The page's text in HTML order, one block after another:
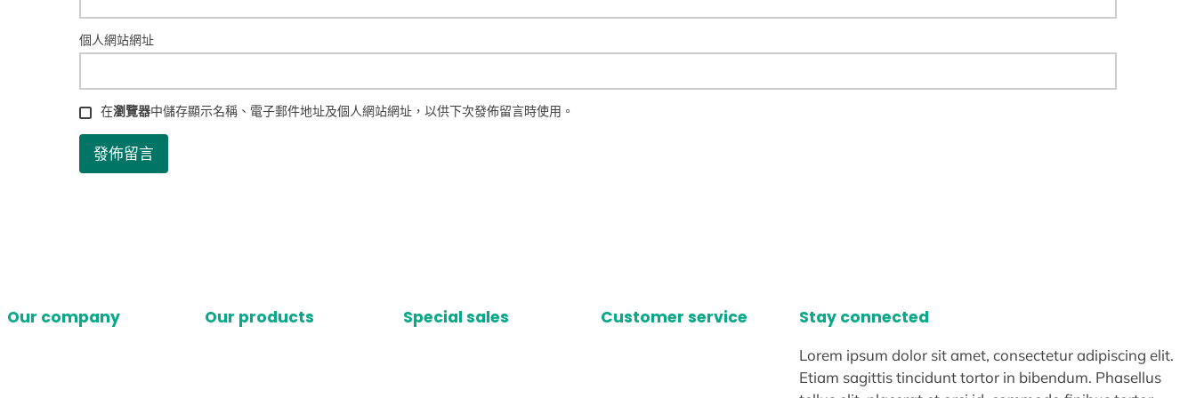
個人網站網址
在瀏覽器中儲存顯示名稱、電子郵件地址及個人網站網址，以供下次發佈留言時使用。
Our company Our products Special sales Customer service Stay connected
Lorem ipsum dolor sit amet, consectetur adipiscing elit.
Etiam sagittis tincidunt tortor in bibendum. Phasellus